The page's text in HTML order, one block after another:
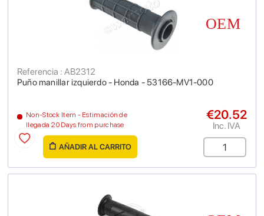
Puño manillar izquierdo - Honda - 53166-MV1-000
Referencia : AB2312
Non-Stock Item - Estimación de
llegada 20 Days from purchase
€20.52
Inc. IVA
AÑADIR AL CARRITO